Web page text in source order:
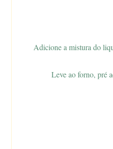
Adicione a mistura do
Leve ao forno, pré